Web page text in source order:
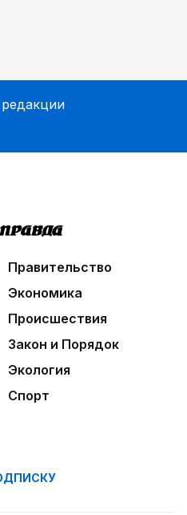
Правительство
Экономика
Происшествия
Закон и Порядок
Экология
Спорт